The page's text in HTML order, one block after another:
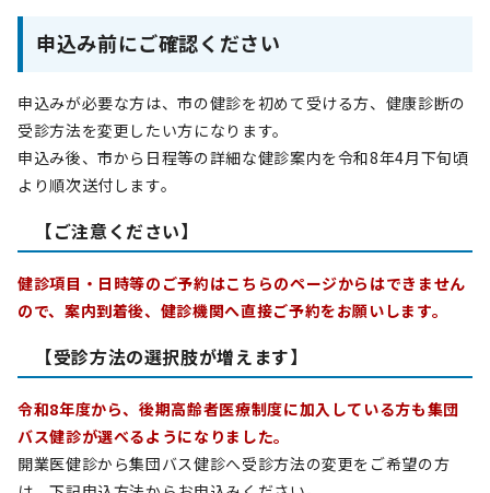
申込み前にご確認ください
申込みが必要な方は、市の健診を初めて受ける方、健康診断の
受診方法を変更したい方になります。
申込み後、市から日程等の詳細な健診案内を令和8年4月下旬頃
より順次送付します。
【ご注意ください】
健診項目・日時等のご予約はこちらのページからはできません
ので、案内到着後、健診機関へ直接ご予約をお願いします。
【受診方法の選択肢が増えます】
令和8年度から、後期高齢者医療制度に加入している方も集団
バス健診が選べるようになりました。
開業医健診から集団バス健診へ受診方法の変更をご希望の方